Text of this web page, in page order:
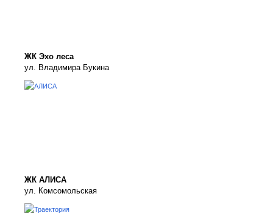
ЖК Эхо леса
ул. Владимира Букина
ЖК АЛИСА
ул. Комсомольская